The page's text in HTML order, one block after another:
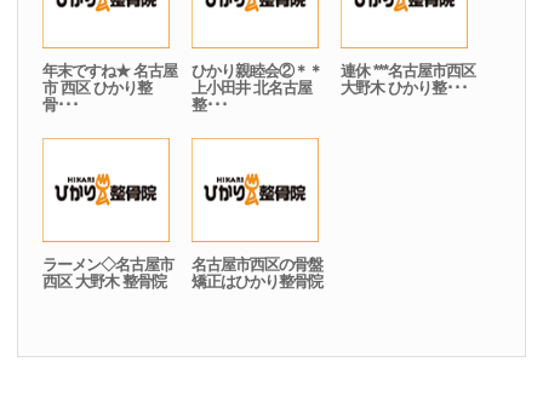
年末ですね★ 名古屋
市 西区 ひかり整
骨･･･
ひかり親睦会②＊＊
上小田井 北名古屋
整･･･
連休 ***名古屋市西区
大野木 ひかり整･･･
ラーメン◇名古屋市
西区 大野木 整骨院
名古屋市西区の骨盤
矯正はひかり整骨院